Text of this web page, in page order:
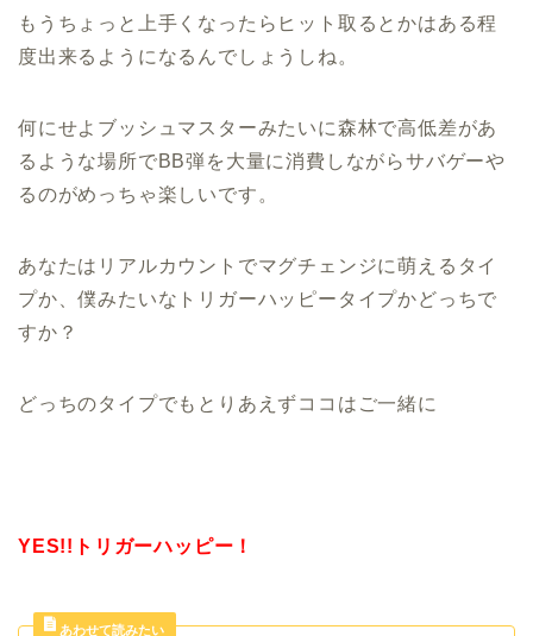
もうちょっと上手くなったらヒット取るとかはある程
度出来るようになるんでしょうしね。
何にせよブッシュマスターみたいに森林で高低差があ
るような場所でBB弾を大量に消費しながらサバゲーや
るのがめっちゃ楽しいです。
あなたはリアルカウントでマグチェンジに萌えるタイ
プか、僕みたいなトリガーハッピータイプかどっちで
すか？
どっちのタイプでもとりあえずココはご一緒に
YES!!トリガーハッピー！